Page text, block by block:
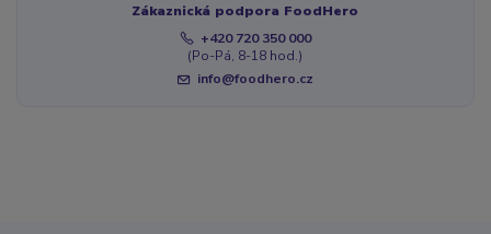
Zákaznická podpora FoodHero
+420 720 350 000
(Po-Pá, 8-18 hod.)
info@foodhero.cz